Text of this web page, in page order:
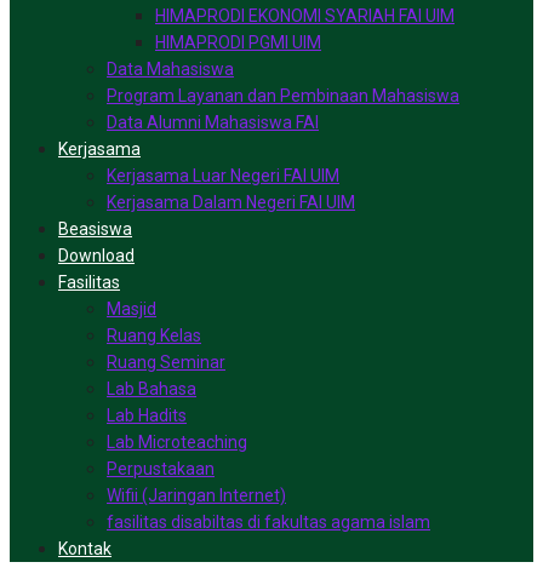
HIMAPRODI EKONOMI SYARIAH FAI UIM
HIMAPRODI PGMI UIM
Data Mahasiswa
Program Layanan dan Pembinaan Mahasiswa
Data Alumni Mahasiswa FAI
Kerjasama
Kerjasama Luar Negeri FAI UIM
Kerjasama Dalam Negeri FAI UIM
Beasiswa
Download
Fasilitas
Masjid
Ruang Kelas
Ruang Seminar
Lab Bahasa
Lab Hadits
Lab Microteaching
Perpustakaan
Wifii (Jaringan Internet)
fasilitas disabiltas di fakultas agama islam
Kontak